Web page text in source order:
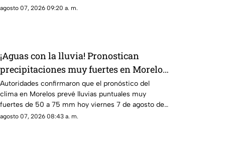
agosto 07, 2026 09:20 a. m.
¡Aguas con la lluvia! Pronostican
precipitaciones muy fuertes en Morelos
HOY; Lista de municipios más
afectados
Autoridades confirmaron que el pronóstico del
clima en Morelos prevé lluvias puntuales muy
fuertes de 50 a 75 mm hoy viernes 7 de agosto de
2026.
agosto 07, 2026 08:43 a. m.